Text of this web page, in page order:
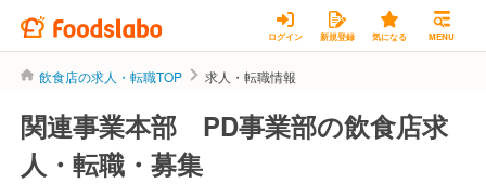
ログイン 新規登録 気になる MENU
飲食店の求人・転職TOP 求人・転職情報
関連事業本部 PD事業部の飲食店求
人・転職・募集